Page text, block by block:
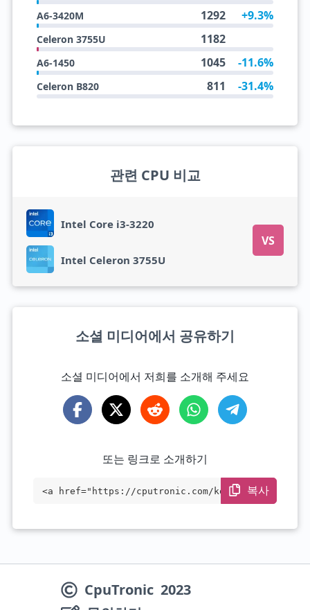
A6-3420M 1292 +9.3%
Celeron 3755U 1182
A6-1450 1045 -11.6%
Celeron B820 811 -31.4%
관련 CPU 비교
Intel Core i3-3220
VS
Intel Celeron 3755U
소셜 미디어에서 공유하기
소셜 미디어에서 저희를 소개해 주세요
또는 링크로 소개하기
<a href="https://cputronic.com/ko/cpu/in
복사
CpuTronic 2023